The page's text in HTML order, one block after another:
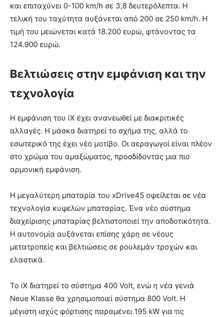
και επιταχύνει 0-100 km/h σε 3,8 δευτερόλεπτα. Η
τελική του ταχύτητα αυξάνεται από 200 σε 250 km/h. Η
τιμή του μειώνεται κατά 18.200 ευρώ, φτάνοντας τα
124.900 ευρώ.
Βελτιώσεις στην εμφάνιση και την
τεχνολογία
Η εμφάνιση του iX έχει ανανεωθεί με διακριτικές
αλλαγές. Η μάσκα διατηρεί το σχήμα της, αλλά το
εσωτερικό της έχει νέο μοτίβο. Οι αεραγωγοί είναι πλέον
στο χρώμα του αμαξώματος, προσδίδοντας μια πιο
αρμονική εμφάνιση.
Η μεγαλύτερη μπαταρία του xDrive45 οφείλεται σε νέα
τεχνολογία κυψελών μπαταρίας. Ένα νέο σύστημα
διαχείρισης μπαταρίας βελτιστοποιεί την αποδοτικότητα.
Η αυτονομία αυξάνεται επίσης χάρη σε νέους
μετατροπείς και βελτιώσεις σε ρουλεμάν τροχών και
ελαστικά.
Το iX διατηρεί το σύστημα 400 Volt, ενώ η νέα γενιά
Neue Klasse θα χρησιμοποιεί σύστημα 800 Volt. Η
μέγιστη ισχύς φόρτισης παραμένει 195 kW για τις